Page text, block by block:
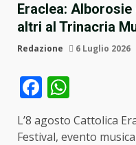
Eraclea: Alborosie
altri al Trinacria
Redazione 6 Luglio 2026
Facebook
L’8 agosto Cattolica
Festival, evento